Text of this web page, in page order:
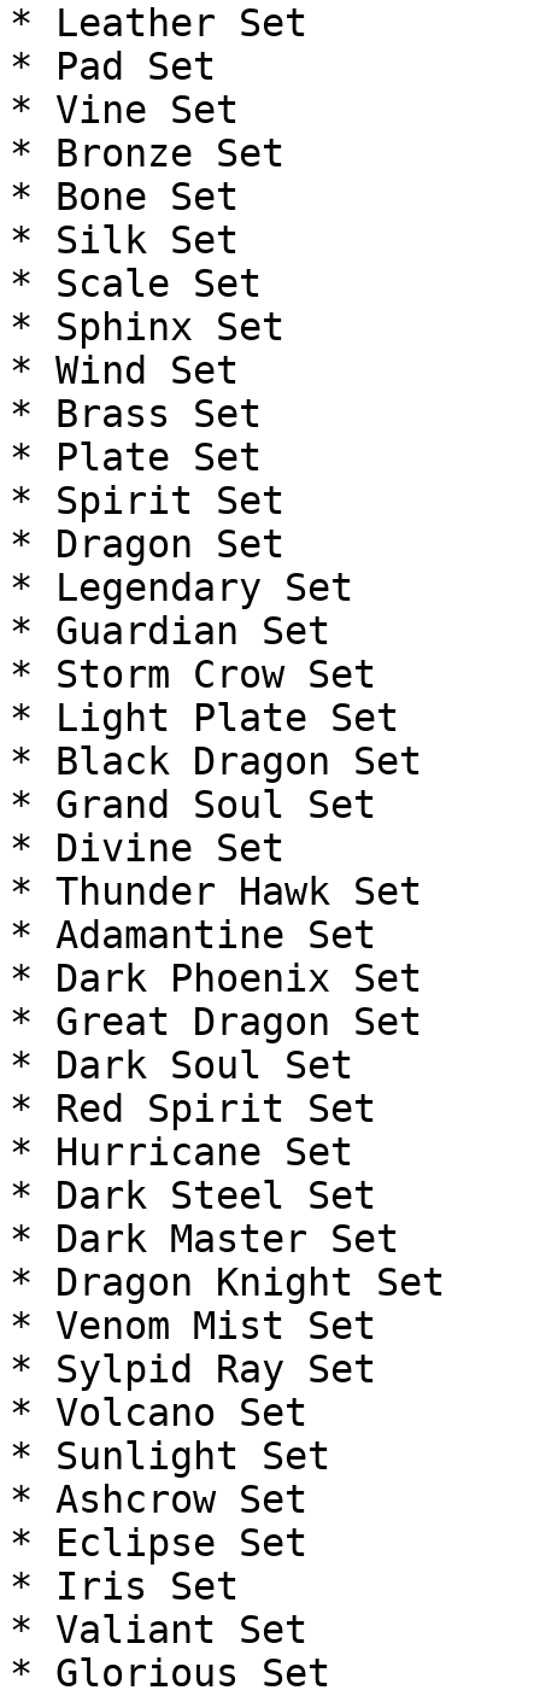
* Leather Set
* Pad Set
* Vine Set
* Bronze Set
* Bone Set
* Silk Set
* Scale Set
* Sphinx Set
* Wind Set
* Brass Set
* Plate Set
* Spirit Set
* Dragon Set
* Legendary Set
* Guardian Set
* Storm Crow Set
* Light Plate Set
* Black Dragon Set
* Grand Soul Set
* Divine Set
* Thunder Hawk Set
* Adamantine Set
* Dark Phoenix Set
* Great Dragon Set
* Dark Soul Set
* Red Spirit Set
* Hurricane Set
* Dark Steel Set
* Dark Master Set
* Dragon Knight Set
* Venom Mist Set
* Sylpid Ray Set
* Volcano Set
* Sunlight Set
* Ashcrow Set
* Eclipse Set
* Iris Set
* Valiant Set
* Glorious Set